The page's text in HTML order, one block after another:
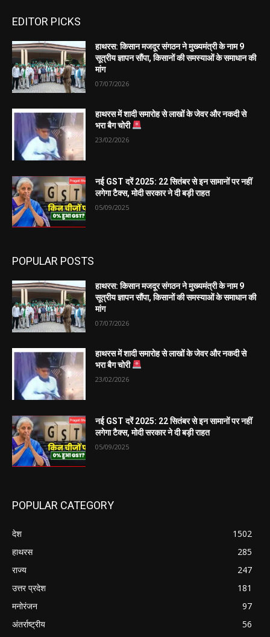
EDITOR PICKS
हाथरस: किसान मजदूर संगठन ने मुख्यमंत्री के नाम 9
सूत्रीय ज्ञापन सौंपा, किसानों की समस्याओं के समाधान की
मांग
07/07/2026
हाथरस में शादी समारोह से लाखों के जेवर और नकदी से
भरा बैग चोरी
23/02/2026
नई GST दरें 2025: 22 सितंबर से इन सामानों पर नहीं
लगेगा टैक्स, मोदी सरकार ने दी बड़ी राहत
05/09/2025
POPULAR POSTS
हाथरस: किसान मजदूर संगठन ने मुख्यमंत्री के नाम 9
सूत्रीय ज्ञापन सौंपा, किसानों की समस्याओं के समाधान की
मांग
07/07/2026
हाथरस में शादी समारोह से लाखों के जेवर और नकदी से
भरा बैग चोरी
23/02/2026
नई GST दरें 2025: 22 सितंबर से इन सामानों पर नहीं
लगेगा टैक्स, मोदी सरकार ने दी बड़ी राहत
05/09/2025
POPULAR CATEGORY
देश
1502
हाथरस
285
राज्य
247
उत्तर प्रदेश
181
मनोरंजन
97
अंतर्राष्ट्रीय
56